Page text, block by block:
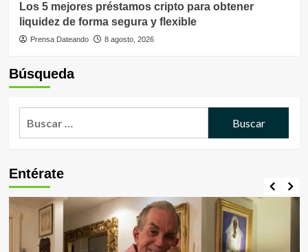
Los 5 mejores préstamos cripto para obtener
liquidez de forma segura y flexible
Prensa Dateando 8 agosto, 2026
Búsqueda
Entérate